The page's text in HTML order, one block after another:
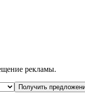
рекламы.
Получить